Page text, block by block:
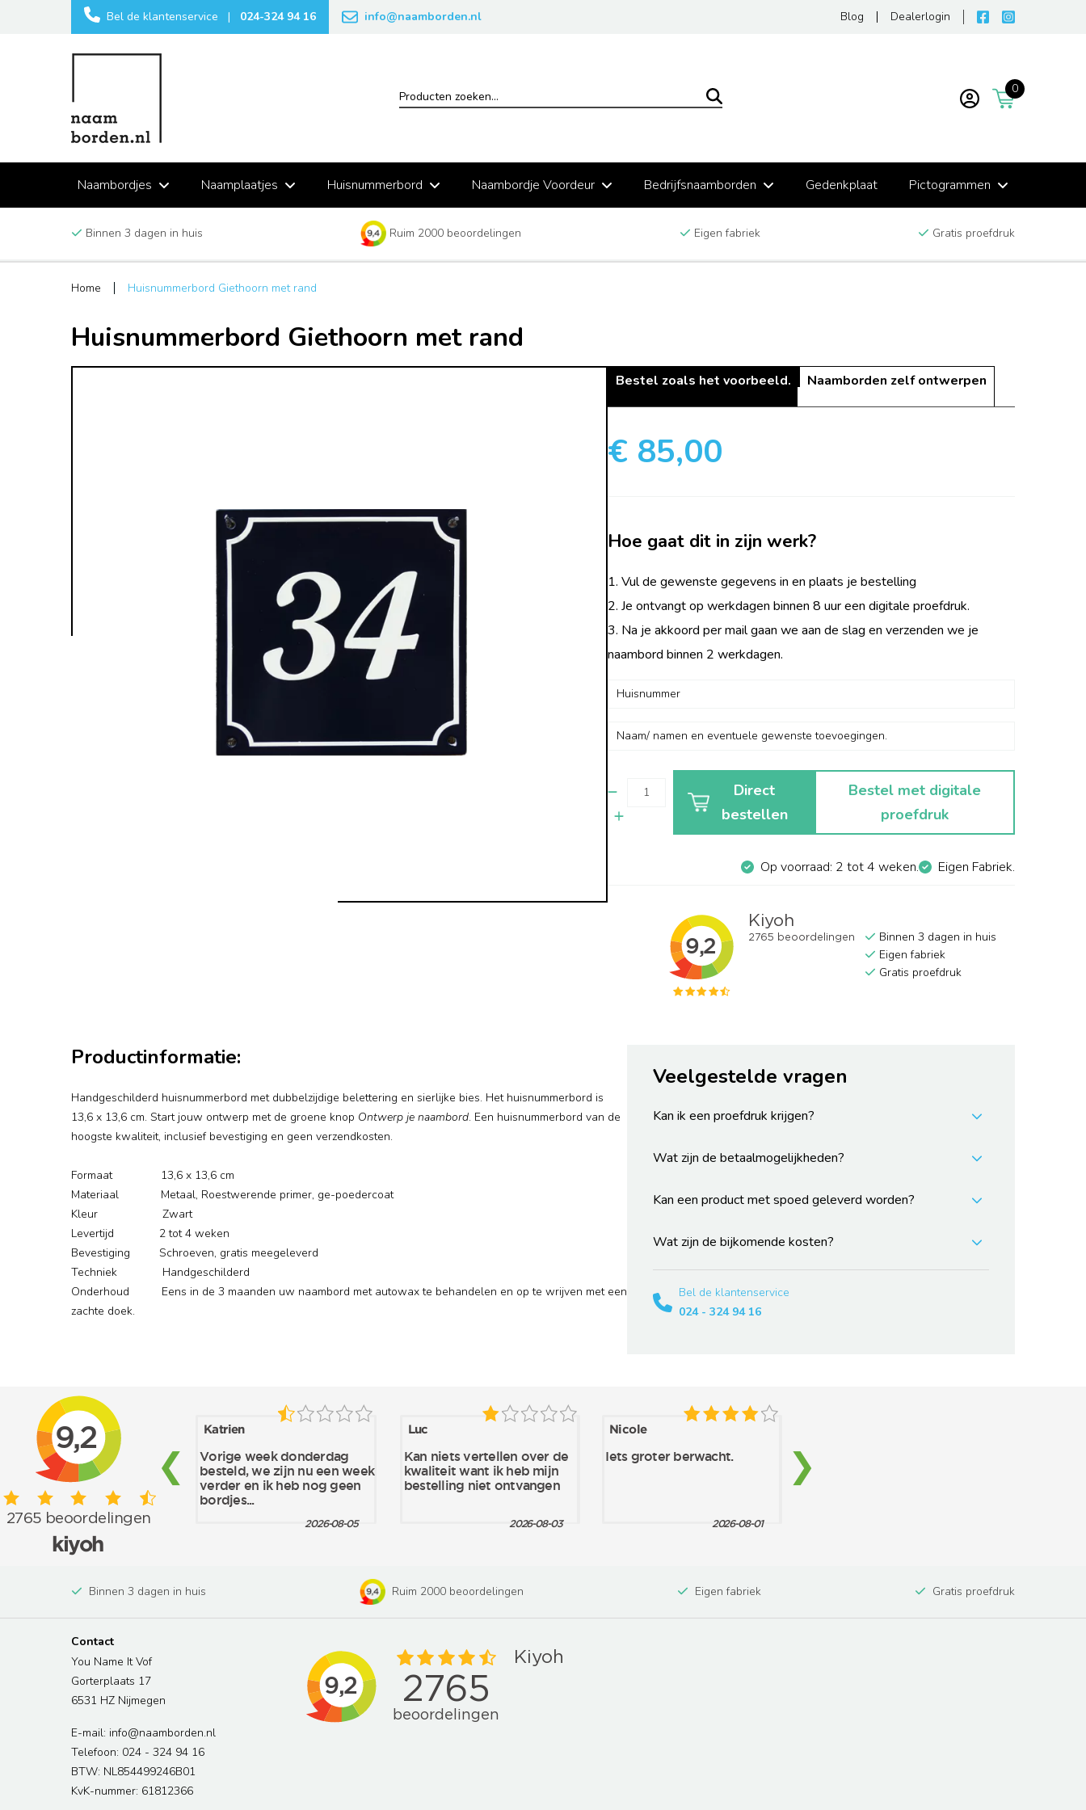
Bel de klantenservice | 024-324 94 16 info@naamborden.nl Blog Dealerlogin
0
Naambordjes Naamplaatjes Huisnummerbord Naambordje Voordeur Bedrijfsnaamborden Gedenkplaat Pictogrammen
Binnen 3 dagen in huis Ruim 2000 beoordelingen Eigen fabriek Gratis proefdruk
Home Huisnummerbord Giethoorn met rand
Huisnummerbord Giethoorn met rand
Bestel zoals het voorbeeld. Naamborden zelf ontwerpen
€ 85,00
Hoe gaat dit in zijn werk?
1. Vul de gewenste gegevens in en plaats je bestelling
2. Je ontvangt op werkdagen binnen 8 uur een digitale proefdruk.
3. Na je akkoord per mail gaan we aan de slag en verzenden we je
naambord binnen 2 werkdagen.
Direct
bestellen
Bestel met digitale
proefdruk
Op voorraad: 2 tot 4 weken. Eigen Fabriek.
Binnen 3 dagen in huis
Eigen fabriek
Gratis proefdruk
Productinformatie:
Handgeschilderd huisnummerbord met dubbelzijdige belettering en sierlijke bies. Het huisnummerbord is
13,6 x 13,6 cm. Start jouw ontwerp met de groene knop Ontwerp je naambord. Een huisnummerbord van de
hoogste kwaliteit, inclusief bevestiging en geen verzendkosten.
Formaat 13,6 x 13,6 cm
Materiaal Metaal, Roestwerende primer, ge-poedercoat
Kleur Zwart
Levertijd 2 tot 4 weken
Bevestiging Schroeven, gratis meegeleverd
Techniek Handgeschilderd
Onderhoud Eens in de 3 maanden uw naambord met autowax te behandelen en op te wrijven met een
zachte doek.
Veelgestelde vragen
Kan ik een proefdruk krijgen?
Wat zijn de betaalmogelijkheden?
Kan een product met spoed geleverd worden?
Wat zijn de bijkomende kosten?
Bel de klantenservice
024 - 324 94 16
Binnen 3 dagen in huis Ruim 2000 beoordelingen Eigen fabriek Gratis proefdruk
Contact
You Name It Vof
Gorterplaats 17
6531 HZ Nijmegen
E-mail: info@naamborden.nl
Telefoon: 024 - 324 94 16
BTW: NL854499246B01
KvK-nummer: 61812366